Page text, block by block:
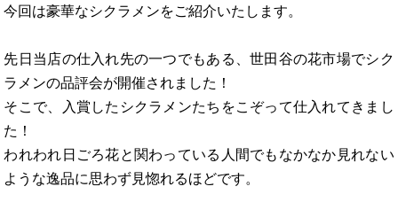
今回は豪華なシクラメンをご紹介いたします。
先日当店の仕入れ先の一つでもある、世田谷の花市場でシク
ラメンの品評会が開催されました！
そこで、入賞したシクラメンたちをこぞって仕入れてきまし
た！
われわれ日ごろ花と関わっている人間でもなかなか見れない
ような逸品に思わず見惚れるほどです。